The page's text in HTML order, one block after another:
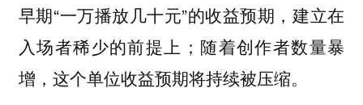
早期“一万播放几十元”的收益预期，建立在
入场者稀少的前提上；随着创作者数量暴
增，这个单位收益预期将持续被压缩。